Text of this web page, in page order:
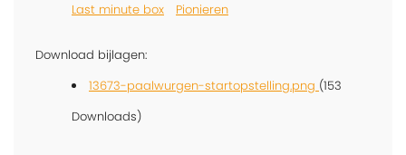
Last minute box
Pionieren
Download bijlagen:
13673-paalwurgen-startopstelling.png (153
Downloads)